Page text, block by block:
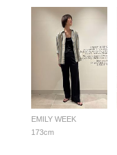
EMILY WEEK
173cm